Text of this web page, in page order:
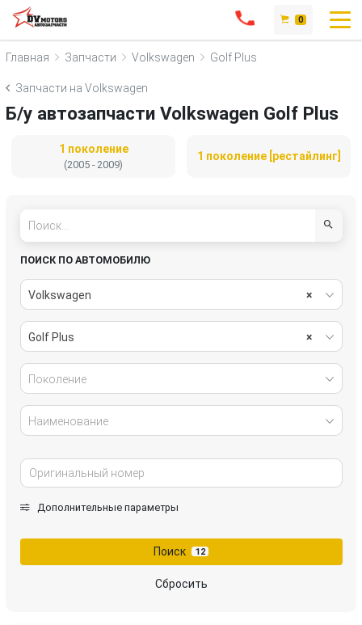
0
Главная Запчасти Volkswagen Golf Plus
Запчасти на Volkswagen
Б/у автозапчасти Volkswagen Golf Plus
1 поколение
(2005 - 2009)
1 поколение [рестайлинг]
ПОИСК ПО АВТОМОБИЛЮ
×
Volkswagen
×
Golf Plus
Поколение
Наименование
Дополнительные параметры
Поиск 12
Сбросить